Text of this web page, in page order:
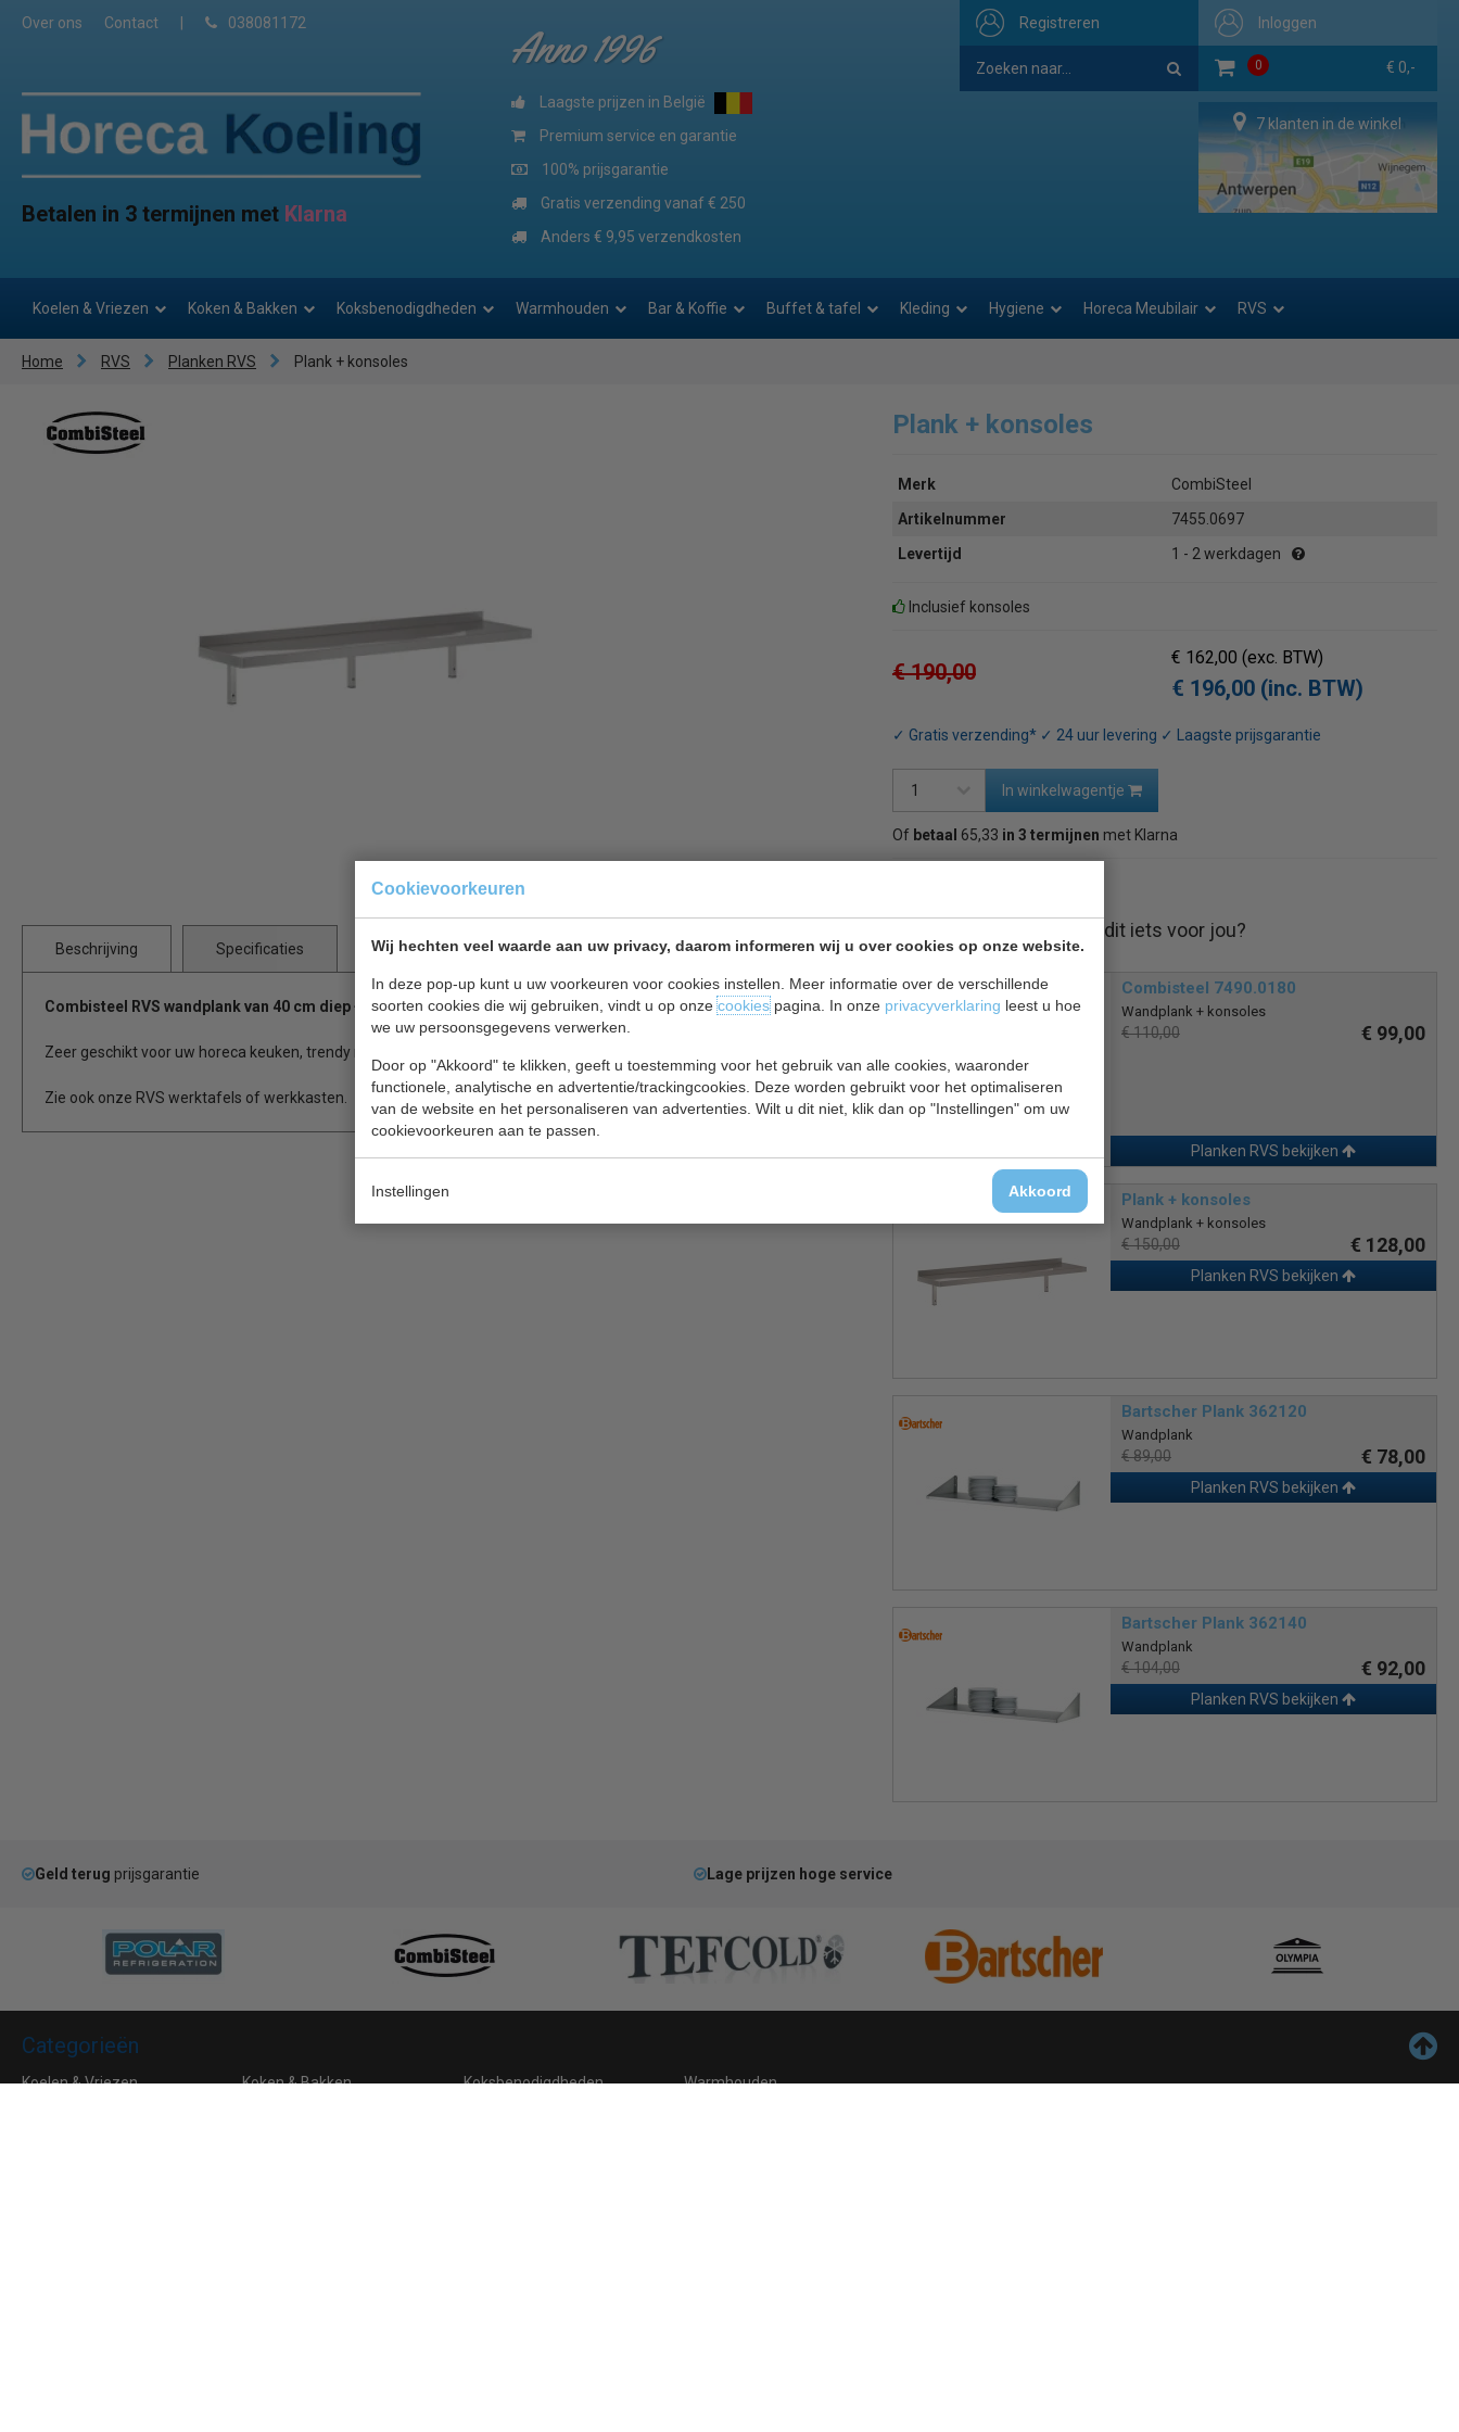
Cookievoorkeuren
Wij hechten veel waarde aan uw privacy, daarom informeren wij u over cookies op onze website.
In deze pop-up kunt u uw voorkeuren voor cookies instellen. Meer informatie over de verschillende
soorten cookies die wij gebruiken, vindt u op onzecookiespagina. In onze privacyverklaring leest u hoe
we uw persoonsgegevens verwerken.
Door op "Akkoord" te klikken, geeft u toestemming voor het gebruik van alle cookies, waaronder
functionele, analytische en advertentie/trackingcookies. Deze worden gebruikt voor het optimaliseren
van de website en het personaliseren van advertenties. Wilt u dit niet, klik dan op "Instellingen" om uw
cookievoorkeuren aan te passen.
Instellingen Akkoord
Over ons Contact 038081172 Inloggen
0 € 0,-
Registreren
Betalen in 3 termijnen met Klarna
Anno 1996
Laagste prijzen in België
Premium service en garantie
100% prijsgarantie
Gratis verzending vanaf € 250
Anders € 9,95 verzendkosten
7 klanten in de winkel
Koelen & Vriezen Koken & Bakken Koksbenodigdheden Warmhouden Bar & Koffie Buffet & tafel Kleding Hygiene Horeca Meubilair RVS
Home RVS Planken RVS Plank + konsoles
Plank + konsoles
Merk
CombiSteel
Artikelnummer
7455.0697
Levertijd
1 - 2 werkdagen
Inclusief konsoles
€ 190,00
€ 162,00(exc. BTW)
€ 196,00 (inc. BTW)
✓ Gratis verzending* ✓ 24 uur levering ✓ Laagste prijsgarantie
In winkelwagentje
Of betaal 65,33 in 3 termijnen met Klarna
Beschrijving Specificaties
Combisteel RVS wandplank van 40 cm diep + konsoles.
Zeer geschikt voor uw horeca keuken, trendy restaurant, foodtruck of industriële interieurs.
Zie ook onze RVS werktafels of werkkasten.
Is dit iets voor jou?
Combisteel 7490.0180
Wandplank + konsoles
€ 110,00 € 99,00
Planken RVS bekijken
Plank + konsoles
Wandplank + konsoles
€ 150,00 € 128,00
Planken RVS bekijken
Bartscher Plank 362120
Wandplank
€ 89,00 € 78,00
Planken RVS bekijken
Bartscher Plank 362140
Wandplank
€ 104,00 € 92,00
Planken RVS bekijken
Geld terug prijsgarantie Lage prijzen hoge service
Categorieën
Koelen & Vriezen Koken & Bakken Koksbenodigdheden
Warmhouden